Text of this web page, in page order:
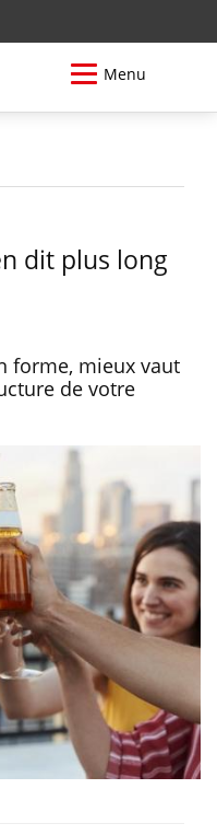
Menu
dit plus long
forme, mieux vaut
de votre